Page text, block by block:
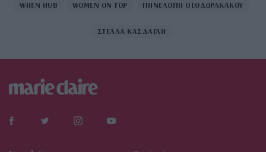
WHEN HUB WOMEN ON TOP ΠΗΝΕΛΟΠΗ ΘΕΟΔΩΡΑΚΑΚΟΥ
ΣΤΕΛΛΑ ΚΑΣΔΑΓΛΗ